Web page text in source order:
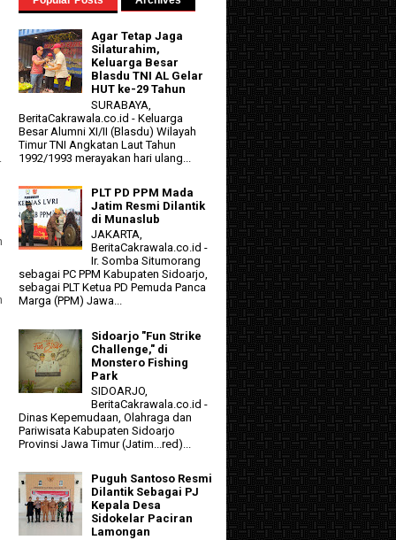
Agar Tetap Jaga
Silaturahim,
Keluarga Besar
Blasdu TNI AL Gelar
HUT ke-29 Tahun
SURABAYA,
BeritaCakrawala.co.id - Keluarga
Besar Alumni XI/II (Blasdu) Wilayah
Timur TNI Angkatan Laut Tahun
1992/1993 merayakan hari ulang...
PLT PD PPM Mada
Jatim Resmi Dilantik
di Munaslub
JAKARTA,
BeritaCakrawala.co.id -
Ir. Somba Situmorang
sebagai PC PPM Kabupaten Sidoarjo,
sebagai PLT Ketua PD Pemuda Panca
Marga (PPM) Jawa...
Sidoarjo "Fun Strike
Challenge," di
Monstero Fishing
Park
SIDOARJO,
BeritaCakrawala.co.id -
Dinas Kepemudaan, Olahraga dan
Pariwisata Kabupaten Sidoarjo
Provinsi Jawa Timur (Jatim...red)...
Puguh Santoso Resmi
Dilantik Sebagai PJ
Kepala Desa
Sidokelar Paciran
Lamongan